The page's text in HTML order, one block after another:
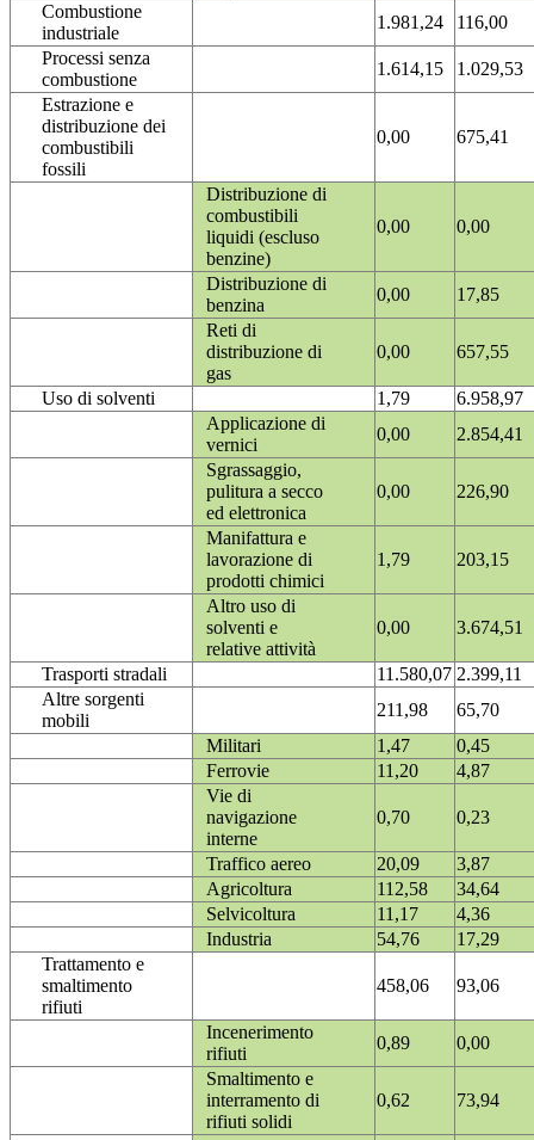
Combustione
industriale
1.981,24
116,00
Processi senza
combustione
1.614,15
1.029,53
Estrazione e
distribuzione dei
combustibili
fossili
0,00 675,41
Distribuzione di
combustibili
liquidi (escluso
benzine)
0,00 0,00
Distribuzione di
benzina
0,00
17,85
Reti di
distribuzione di
gas
0,00 657,55
Uso di solventi 1,79
6.958,97
Applicazione di
vernici
0,00
2.854,41
Sgrassaggio,
pulitura a secco
ed elettronica
0,00 226,90
Manifattura e
lavorazione di
prodotti chimici
1,79 203,15
Altro uso di
solventi e
relative attività
0,00 3.674,51
Trasporti stradali 11.580,07 2.399,11
Altre sorgenti
mobili
211,98
65,70
Militari
1,47
0,45
Ferrovie
11,20
4,87
Vie di
navigazione
interne
0,70 0,23
Traffico aereo 20,09
3,87
Agricoltura
112,58
34,64
Selvicoltura
11,17
4,36
Industria
54,76
17,29
Trattamento e
smaltimento
rifiuti
458,06 93,06
Incenerimento
rifiuti
0,89
0,00
Smaltimento e
interramento di
rifiuti solidi
0,62 73,94